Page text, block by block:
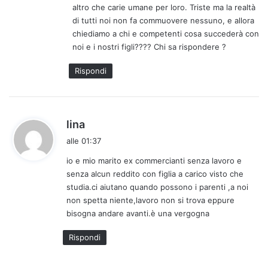
altro che carie umane per loro. Triste ma la realtà
di tutti noi non fa commuovere nessuno, e allora
chiediamo a chi e competenti cosa succederà con
noi e i nostri figli???? Chi sa rispondere ?
Rispondi
lina
a
e
t
t
o
:
alle 01:37
io e mio marito ex commercianti senza lavoro e
senza alcun reddito con figlia a carico visto che
studia.ci aiutano quando possono i parenti ,a noi
non spetta niente,lavoro non si trova eppure
bisogna andare avanti.è una vergogna
Rispondi